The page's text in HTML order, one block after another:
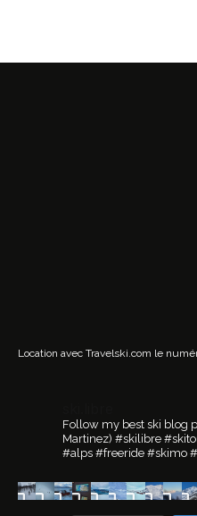
Location avec Travelski.com le
Follow my best ski blog
Martinez) #skilibre
#alps #freeride #skimo